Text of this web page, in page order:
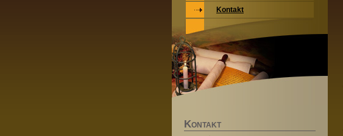
Kontakt
KONTAKT